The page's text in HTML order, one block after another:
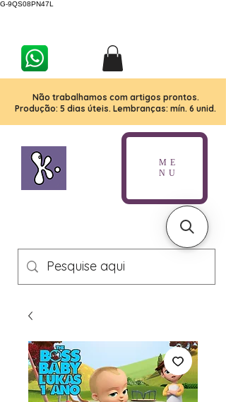
G-9QS08PN47L
Não trabalhamos com artigos prontos.
Produção: 5 dias úteis. Lembranças: mín. 6 unid.
ME
NU